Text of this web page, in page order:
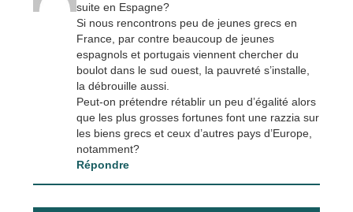
suite en Espagne?
Si nous rencontrons peu de jeunes grecs en
France, par contre beaucoup de jeunes
espagnols et portugais viennent chercher du
boulot dans le sud ouest, la pauvreté s’installe,
la débrouille aussi.
Peut-on prétendre rétablir un peu d’égalité alors
que les plus grosses fortunes font une razzia sur
les biens grecs et ceux d’autres pays d’Europe,
notamment?
Répondre